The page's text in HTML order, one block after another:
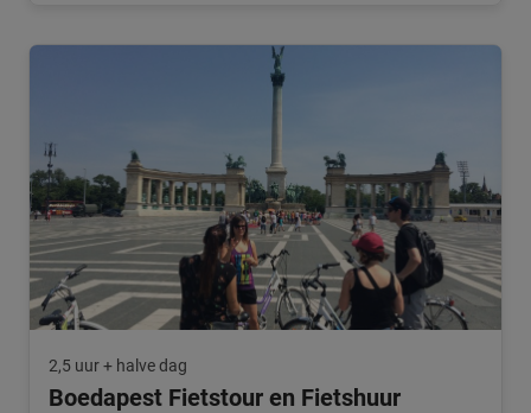
2,5 uur + halve dag
Boedapest Fietstour en Fietshuur